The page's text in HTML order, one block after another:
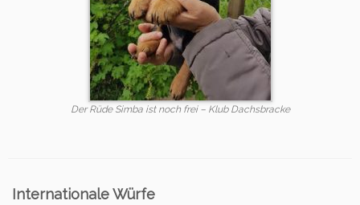
Der Rüde Simba ist noch frei – Klub Dachsbracke
Internationale Würfe